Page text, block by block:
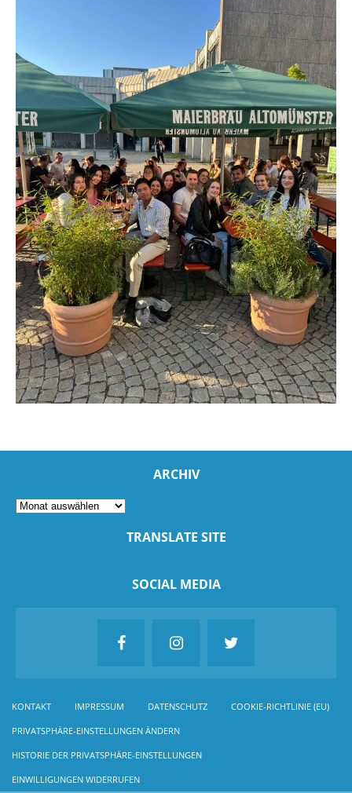
ARCHIV
TRANSLATE SITE
SOCIAL MEDIA
KONTAKT IMPRESSUM DATENSCHUTZ COOKIE-RICHTLINIE (EU)
PRIVATSPHÄRE-EINSTELLUNGEN ÄNDERN
HISTORIE DER PRIVATSPHÄRE-EINSTELLUNGEN
EINWILLIGUNGEN WIDERRUFEN